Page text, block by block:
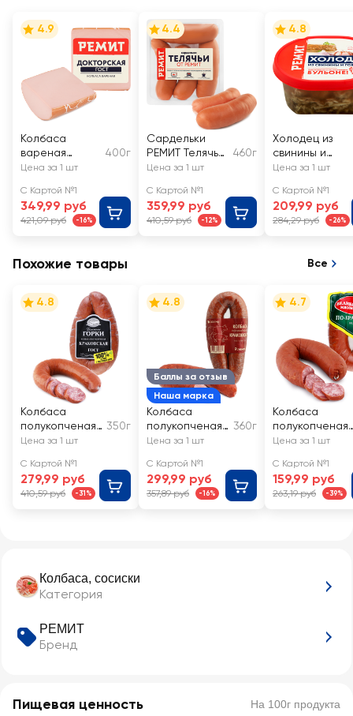
Колбаса, сосиски
Категория
РЕМИТ
Бренд
Пищевая ценность На 100г продукта
4.9
Колбаса
вареная
РЕМИТ
ГОСТ
400г
Цена за 1 шт
С Картой №1
349,99 руб
421,09 руб -16%
4.4
Сардельки
РЕМИТ Телячьи
от Ремит
460г
Цена за 1 шт
С Картой №1
359,99 руб
410,59 руб -12%
4.8
Холодец из
свинины и
говядины
Цена за 1 шт
С Картой №1
209,99 руб
284,29 руб -26%
Похожие товары Все
4.8
Колбаса
полукопченая
БЛИЖНИЕ
Краковская
ГОСТ
350г
Цена за 1 шт
С Картой №1
279,99 руб
410,59 руб -31%
Баллы за отзыв
Наша марка
4.8
Колбаса
полукопченая
ЛЕНТА
360г
Цена за 1 шт
С Картой №1
299,99 руб
357,89 руб -16%
4.7
Колбаса
полукопченая
МК
Й По-
краковски
Цена за 1 шт
С Картой №1
159,99 руб
263,19 руб -39%